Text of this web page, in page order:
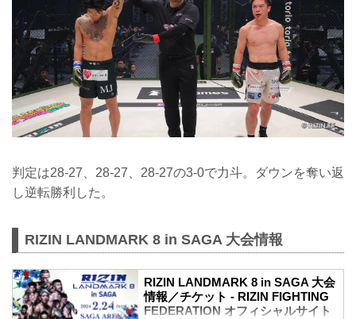
判定は28-27、28-27、28-27の3-0で力斗。ダウンを奪い返
し逆転勝利した。
RIZIN LANDMARK 8 in SAGA 大会情報
RIZIN LANDMARK 8 in SAGA 大会
情報／チケット - RIZIN FIGHTING
FEDERATION オフィシャルサイト